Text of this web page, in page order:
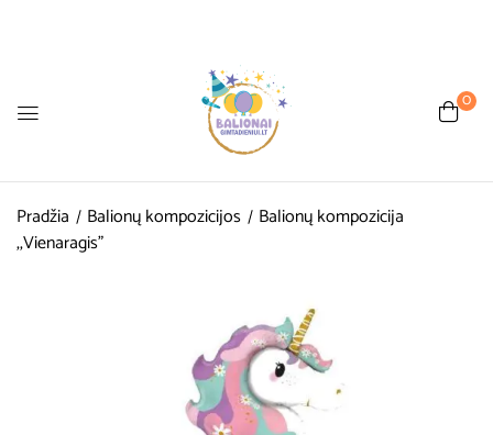
0
Pradžia Balionų kompozicijos
Balionų kompozicija
,,Vienaragis”